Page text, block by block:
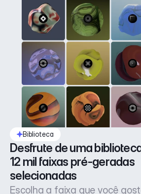
Biblioteca
Desfrute de uma
12 mil faixas pré-geradas
selecionadas
Escolha a faixa que você